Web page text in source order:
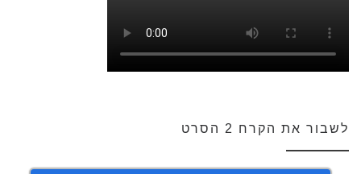
לשבור את הקרח 2 הסרט